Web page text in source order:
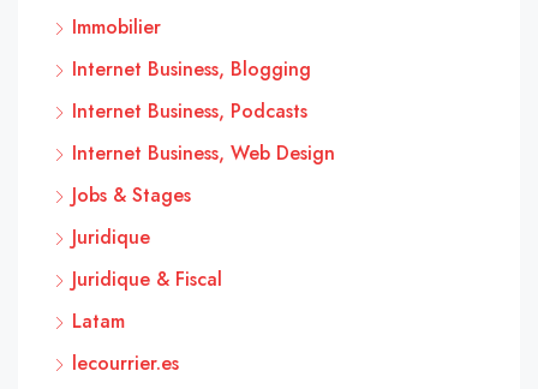
Immobilier
Internet Business, Blogging
Internet Business, Podcasts
Internet Business, Web Design
Jobs & Stages
Juridique
Juridique & Fiscal
Latam
lecourrier.es